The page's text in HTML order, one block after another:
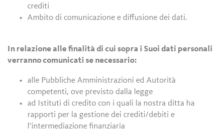
crediti
Ambito di comunicazione e diffusione dei dati.
In relazione alle finalità di cui sopra i Suoi dati personali
verranno comunicati se necessario:
alle Pubbliche Amministrazioni ed Autorità
competenti, ove previsto dalla legge
ad Istituti di credito con i quali la nostra ditta ha
rapporti per la gestione dei crediti/debiti e
l’intermediazione finanziaria